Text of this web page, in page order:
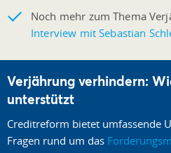
Noch mehr zum Thema
Interview mit Sebastian
Verjährung verhindern:
unterstützt
Creditreform bietet umfassende
Fragen rund um das